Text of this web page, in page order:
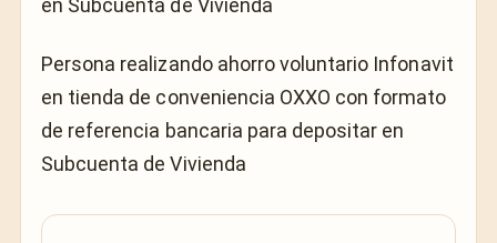
Persona realizando ahorro voluntario Infonavit
en tienda de conveniencia OXXO con formato
de referencia bancaria para depositar en
Subcuenta de Vivienda